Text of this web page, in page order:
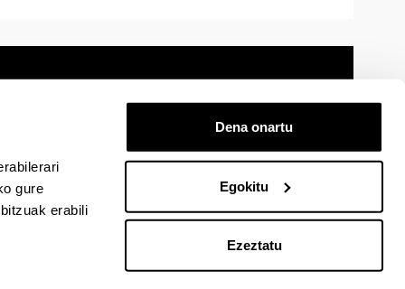
gure
erabili
Dena onartu
Egokitu
Ezeztatu
Laguntza Kontaktua
en
EHU Linkedin-enEHU Instagram-enEHU Youtube-enEHU Vimeo-enEHU Flickr-en